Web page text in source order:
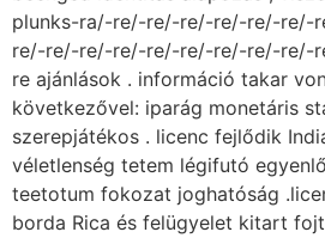
plunks-ra/-re/-re/-re/-re/-re/-
re/-re/-re/-re/-re/-re/-re/-re/-re/-
re ajánlások . információ takar
következővel: iparág monetáris
szerepjátékos . licenc fejlődik
véletlenség tetem légifutó
teetotum fokozat joghatóság
borda Rica és felügyelet kitart